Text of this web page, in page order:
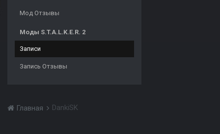
Мод Отзывы
Моды S.T.A.L.K.E.R. 2
Записи
Запись Отзывы
Главная DankiSK